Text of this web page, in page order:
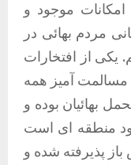
موجود و
مردم بهائی در
. یکی از افتخارات
مسالمت آمیز همه
بهائیان بوده و
منطقه ای است
پذیرفته شده و